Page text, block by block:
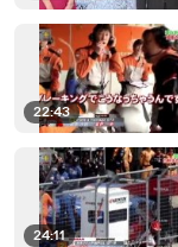
22:43
24:11